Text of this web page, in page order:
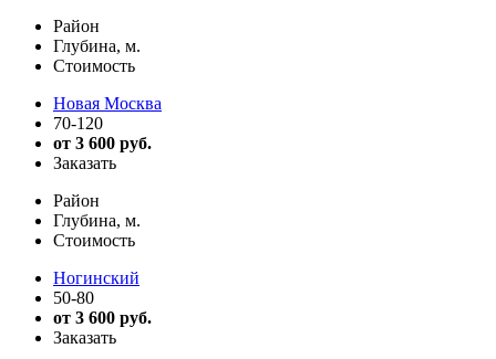
Район
Глубина, м.
Стоимость
Новая Москва
70-120
от 3 600 руб.
Заказать
Район
Глубина, м.
Стоимость
Ногинский
50-80
от 3 600 руб.
Заказать